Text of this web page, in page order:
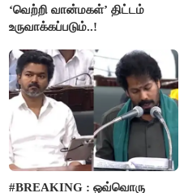
‘வெற்றி வான்மகள்’ திட்டம்
உருவாக்கப்படும்..!
#BREAKING : ஒவ்வொரு